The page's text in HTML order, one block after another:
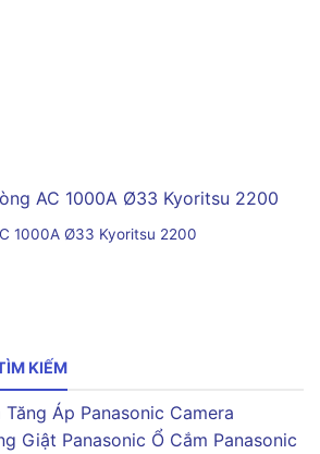
1000A Ø33 Kyoritsu 2200
KIẾM
Tăng Áp Panasonic Camera
Giật Panasonic Ổ Cắm Panasonic